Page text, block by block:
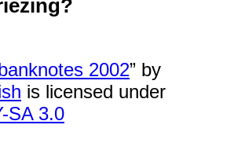
2002” by
is licensed under
SA 3.0